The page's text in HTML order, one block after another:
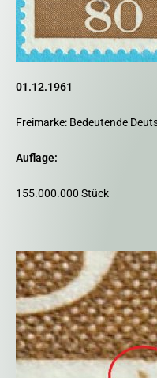
01.12.1961
Freimarke: Bedeutende
Auflage:
155.000.000 Stück